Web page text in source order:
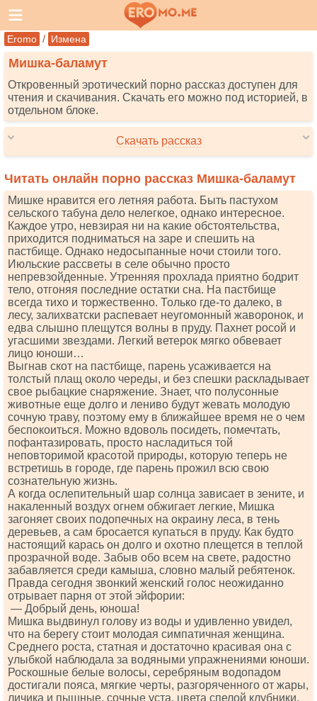
Eromo / Измена
Мишка-баламут
Откровенный эротический порно рассказ доступен для
чтения и скачивания. Скачать его можно под историей, в
отдельном блоке.
Скачать рассказ
Читать онлайн порно рассказ Мишка-баламут
Мишке нравится его летняя работа. Быть пастухом
сельского табуна дело нелегкое, однако интересное.
Каждое утро, невзирая ни на какие обстоятельства,
приходится подниматься на заре и спешить на
пастбище. Однако недосыпанные ночи стоили того.
Июльские рассветы в селе обычно просто
непревзойденные. Утренняя прохлада приятно бодрит
тело, отгоняя последние остатки сна. На пастбище
всегда тихо и торжественно. Только где-то далеко, в
лесу, залихватски распевает неугомонный жаворонок, и
едва слышно плещутся волны в пруду. Пахнет росой и
угасшими звездами. Легкий ветерок мягко обвевает
лицо юноши…
Выгнав скот на пастбище, парень усаживается на
толстый плащ около череды, и без спешки раскладывает
свое рыбацкие снаряжение. Знает, что полусонные
животные еще долго и лениво будут жевать молодую
сочную траву, поэтому ему в ближайшее время не о чем
беспокоиться. Можно вдоволь посидеть, помечтать,
пофантазировать, просто насладиться той
неповторимой красотой природы, которую теперь не
встретишь в городе, где парень прожил всю свою
сознательную жизнь.
А когда ослепительный шар солнца зависает в зените, и
накаленный воздух огнем обжигает легкие, Мишка
загоняет своих подопечных на окраину леса, в тень
деревьев, а сам бросается купаться в пруду. Как будто
настоящий карась он долго и охотно плещется в теплой
прозрачной воде. Забыв обо всем на свете, радостно
забавляется среди камыша, словно малый ребятенок.
Правда сегодня звонкий женский голос неожиданно
отрывает парня от этой эйфории:
— Добрый день, юноша!
Мишка выдвинул голову из воды и удивленно увидел,
что на берегу стоит молодая симпатичная женщина.
Среднего роста, статная и достаточно красивая она с
улыбкой наблюдала за водяными упражнениями юноши.
Роскошные белые волосы, серебряным водопадом
достигали пояса, мягкие черты, разгоряченного от жары,
личика и пышные, сочные уста, цвета спелой клубники,